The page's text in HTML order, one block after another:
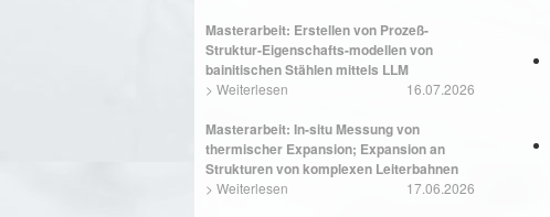
Masterarbeit: Erstellen von Prozeß-
Struktur-Eigenschafts-modellen von
bainitischen Stählen mittels LLM
> Weiterlesen 16.07.2026
Masterarbeit: In-situ Messung von
thermischer Expansion; Expansion an
Strukturen von komplexen Leiterbahnen
> Weiterlesen 17.06.2026